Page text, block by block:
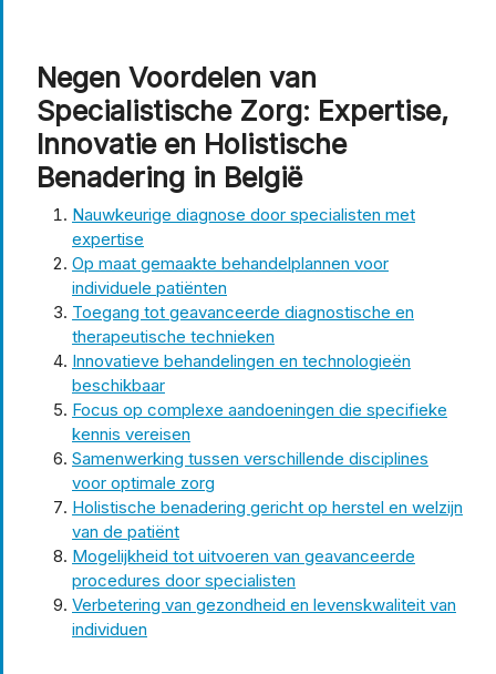
Negen Voordelen van
Specialistische Zorg: Expertise,
Innovatie en Holistische
Benadering in België
Nauwkeurige diagnose door specialisten met
expertise
Op maat gemaakte behandelplannen voor
individuele patiënten
Toegang tot geavanceerde diagnostische en
therapeutische technieken
Innovatieve behandelingen en technologieën
beschikbaar
Focus op complexe aandoeningen die specifieke
kennis vereisen
Samenwerking tussen verschillende disciplines
voor optimale zorg
Holistische benadering gericht op herstel en welzijn
van de patiënt
Mogelijkheid tot uitvoeren van geavanceerde
procedures door specialisten
Verbetering van gezondheid en levenskwaliteit van
individuen